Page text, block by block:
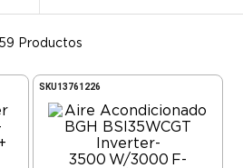
59 Productos
SKU13761226